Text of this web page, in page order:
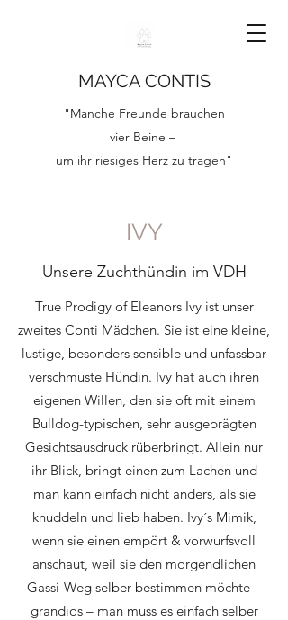
MAYCA CONTIS
"Manche Freunde brauchen
vier Beine –
um ihr riesiges Herz zu tragen"
IVY
Unsere Zuchthündin im VDH
True Prodigy of Eleanors Ivy ist unser
zweites Conti Mädchen. Sie ist eine kleine,
lustige, besonders sensible und unfassbar
verschmuste Hündin. Ivy hat auch ihren
eigenen Willen, den sie oft mit einem
Bulldog-typischen, sehr ausgeprägten
Gesichtsausdruck rüberbringt. Allein nur
ihr Blick, bringt einen zum Lachen und
man kann einfach nicht anders, als sie
knuddeln und lieb haben. Ivy´s Mimik,
wenn sie einen empört & vorwurfsvoll
anschaut, weil sie den morgendlichen
Gassi-Weg selber bestimmen möchte –
grandios – man muss es einfach selber